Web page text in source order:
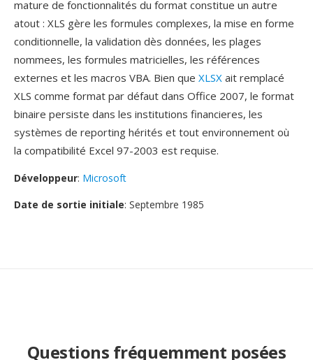
mature de fonctionnalités du format constitue un autre
atout : XLS gère les formules complexes, la mise en forme
conditionnelle, la validation dès données, les plages
nommees, les formules matricielles, les références
externes et les macros VBA. Bien que XLSX ait remplacé
XLS comme format par défaut dans Office 2007, le format
binaire persiste dans les institutions financieres, les
systèmes de reporting hérités et tout environnement où
la compatibilité Excel 97-2003 est requise.
Développeur: Microsoft
Date de sortie initiale: Septembre 1985
Questions fréquemment posées